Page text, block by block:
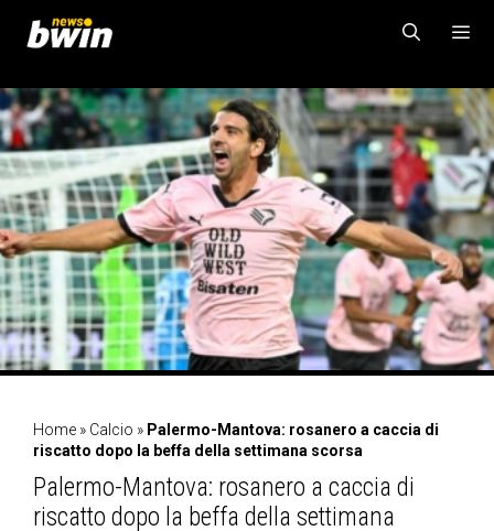
contenuto
MENU
Home » Calcio » Palermo-Mantova: rosanero a caccia di
riscatto dopo la beffa della settimana scorsa
Palermo-Mantova: rosanero a caccia di
riscatto dopo la beffa della settimana